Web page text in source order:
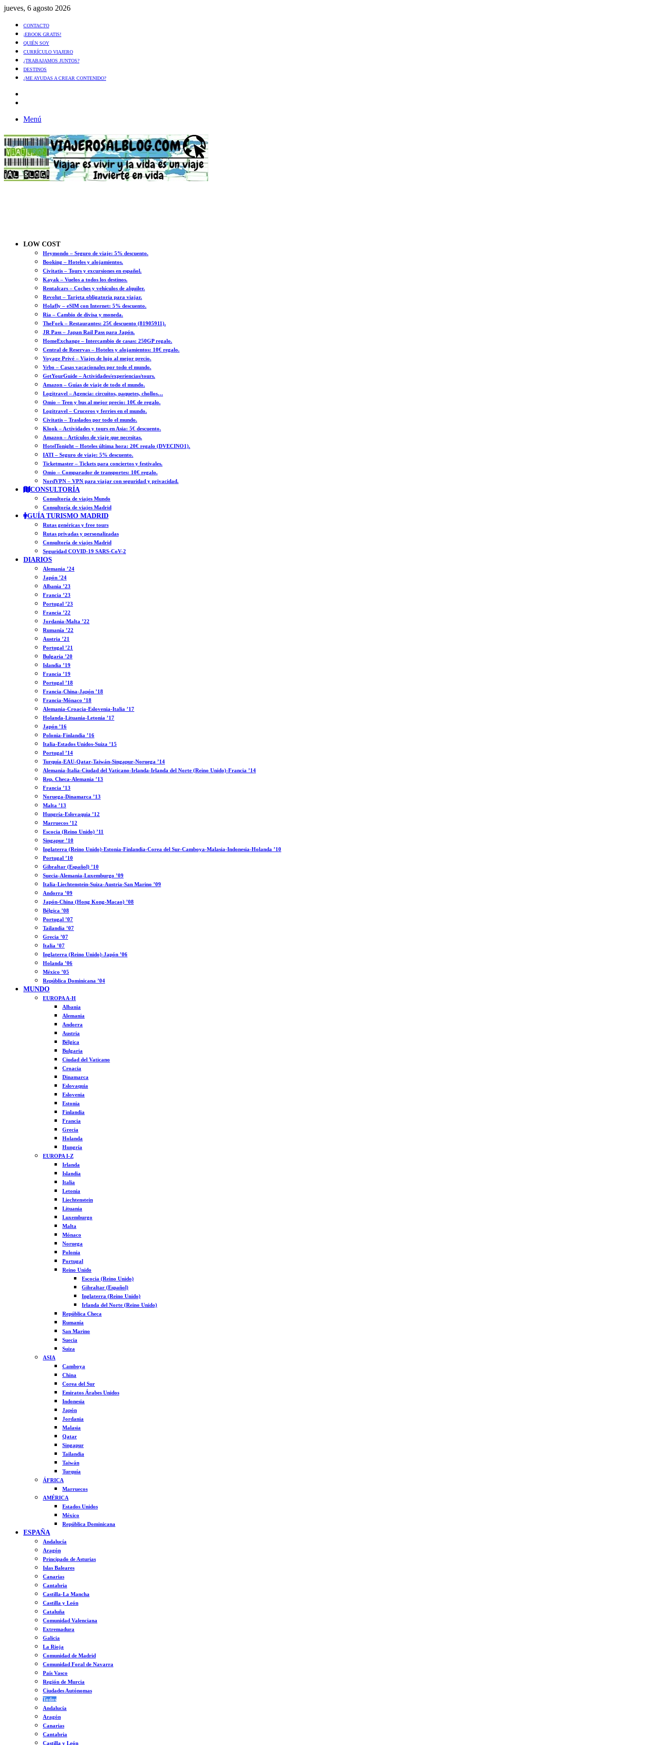
jueves, 6 agosto 2026
CONTACTO
¡EBOOK GRATIS!
QUIÉN SOY
CURRÍCULO VIAJERO
¿TRABAJAMOS JUNTOS?
DESTINOS
¿ME AYUDAS A CREAR CONTENIDO?
Menú
LOW COST
Heymondo – Seguro de viaje: 5% descuento.
Booking – Hoteles y alojamientos.
Civitatis – Tours y excursiones en español.
Kayak – Vuelos a todos los destinos.
Rentalcars – Coches y vehículos de alquiler.
Revolut – Tarjeta obligatoria para viajar.
Holafly – eSIM con Internet: 5% descuento.
Ria – Cambio de divisa y moneda.
TheFork – Restaurantes: 25€ descuento (81905911).
JR Pass – Japan Rail Pass para Japón.
HomeExchange – Intercambio de casas: 250GP regalo.
Central de Reservas – Hoteles y alojamientos: 10€ regalo.
Voyage Privé – Viajes de lujo al mejor precio.
Vrbo – Casas vacacionales por todo el mundo.
GetYourGuide – Actividades/experiencias/tours.
Amazon – Guías de viaje de todo el mundo.
Logitravel – Agencia: circuitos, paquetes, chollos…
Omio – Tren y bus al mejor precio: 10€ de regalo.
Logitravel – Cruceros y ferries en el mundo.
Civitatis – Traslados por todo el mundo.
Klook – Actividades y tours en Asia: 5€ descuento.
Amazon – Artículos de viaje que necesitas.
HotelTonight – Hoteles última hora: 20€ regalo (DVECINO1).
IATI – Seguro de viaje: 5% descuento.
Ticketmaster – Tickets para conciertos y festivales.
Omio – Comparador de transportes: 10€ regalo.
NordVPN – VPN para viajar con seguridad y privacidad.
CONSULTORÍA
Consultoría de viajes Mundo
Consultoría de viajes Madrid
GUÍA TURISMO MADRID
Rutas genéricas y free tours
Rutas privadas y personalizadas
Consultoría de viajes Madrid
Seguridad COVID-19 SARS-CoV-2
DIARIOS
Alemania ’24
Japón ’24
Albania ’23
Francia ’23
Portugal ’23
Francia ’22
Jordania-Malta ’22
Rumanía ’22
Austria ’21
Portugal ’21
Bulgaria ’20
Islandia ’19
Francia ’19
Portugal ’18
Francia-China-Japón ’18
Francia-Mónaco ’18
Alemania-Croacia-Eslovenia-Italia ’17
Holanda-Lituania-Letonia ’17
Japón ’16
Polonia-Finlandia ’16
Italia-Estados Unidos-Suiza ’15
Portugal ’14
Turquía-EAU-Qatar-Taiwán-Singapur-Noruega ’14
Alemania-Italia-Ciudad del Vaticano-Irlanda-Irlanda del Norte (Reino Unido)-Francia ’14
Rep. Checa-Alemania ’13
Francia ’13
Noruega-Dinamarca ’13
Malta ’13
Hungría-Eslovaquia ’12
Marruecos ’12
Escocia (Reino Unido) ’11
Singapur ’10
Inglaterra (Reino Unido)-Estonia-Finlandia-Corea del Sur-Camboya-Malasia-Indonesia-Holanda ’10
Portugal ’10
Gibraltar (Español) ’10
Suecia-Alemania-Luxemburgo ’09
Italia-Liechtenstein-Suiza-Austria-San Marino ’09
Andorra ’09
Japón-China (Hong Kong-Macao) ’08
Bélgica ’08
Portugal ’07
Tailandia ’07
Grecia ’07
Italia ’07
Inglaterra (Reino Unido)-Japón ’06
Holanda ’06
México ’05
República Dominicana ’04
MUNDO
EUROPA A-H
Albania
Alemania
Andorra
Austria
Bélgica
Bulgaria
Ciudad del Vaticano
Croacia
Dinamarca
Eslovaquia
Eslovenia
Estonia
Finlandia
Francia
Grecia
Holanda
Hungría
EUROPA I-Z
Irlanda
Islandia
Italia
Letonia
Liechtenstein
Lituania
Luxemburgo
Malta
Mónaco
Noruega
Polonia
Portugal
Reino Unido
Escocia (Reino Unido)
Gibraltar (Español)
Inglaterra (Reino Unido)
Irlanda del Norte (Reino Unido)
República Checa
Rumanía
San Marino
Suecia
Suiza
ASIA
Camboya
China
Corea del Sur
Emiratos Árabes Unidos
Indonesia
Japón
Jordania
Malasia
Qatar
Singapur
Tailandia
Taiwán
Turquía
ÁFRICA
Marruecos
AMÉRICA
Estados Unidos
México
República Dominicana
ESPAÑA
Andalucía
Aragón
Principado de Asturias
Islas Baleares
Canarias
Cantabria
Castilla-La Mancha
Castilla y León
Cataluña
Comunidad Valenciana
Extremadura
Galicia
La Rioja
Comunidad de Madrid
Comunidad Foral de Navarra
País Vasco
Región de Murcia
Ciudades Autónomas
Todos
Andalucía
Aragón
Canarias
Cantabria
Castilla y León